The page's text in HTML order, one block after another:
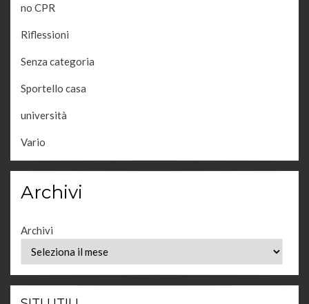
no CPR
Riflessioni
Senza categoria
Sportello casa
università
Vario
Archivi
Archivi